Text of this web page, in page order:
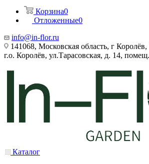
Корзина0
Отложенные0
info@in-flor.ru
141068, Московская область, г
г.о. Королёв, ул.Тарасовская, д. 14,
Каталог